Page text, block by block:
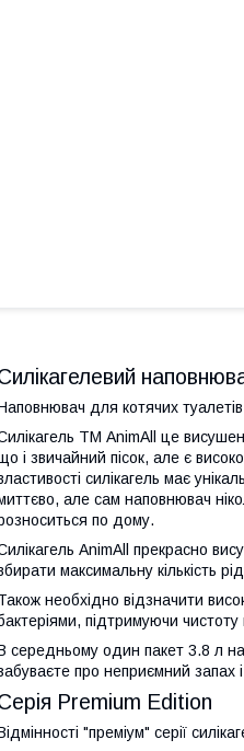
для котячих
ТМ AnimAll це
і звичайний пісок, але є
силікагель має
але сам наповнювач
по дому.
AnimAll прекрасно
максимальну кількість
необхідно відзначити
підтримуючи
середньому один пакет 3.8 л
про неприємний
Premium Edition
"преміум" серії